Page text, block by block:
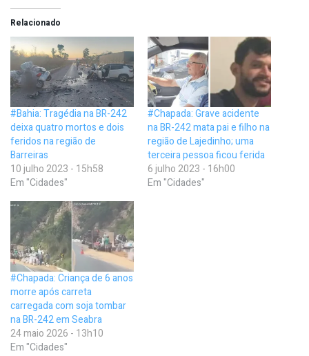
Relacionado
#Bahia: Tragédia na BR-242
deixa quatro mortos e dois
feridos na região de
Barreiras
10 julho 2023 - 15h58
Em "Cidades"
#Chapada: Grave acidente
na BR-242 mata pai e filho na
região de Lajedinho; uma
terceira pessoa ficou ferida
6 julho 2023 - 16h00
Em "Cidades"
#Chapada: Criança de 6 anos
morre após carreta
carregada com soja tombar
na BR-242 em Seabra
24 maio 2026 - 13h10
Em "Cidades"